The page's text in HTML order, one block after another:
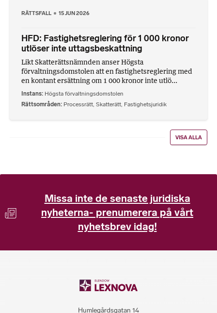
RÄTTSFALL 15 JUN 2026
HFD: Fastighetsreglering för 1 000 kronor
utlöser inte uttagsbeskattning
Likt Skatterättsnämnden anser Högsta
förvaltningsdomstolen att en fastighetsreglering med
en kontant ersättning om 1 000 kronor inte utlö...
Instans Högsta förvaltningsdomstolen
Rättsområden Processrätt Skatterätt Fastighetsjuridik
VISA ALLA
Missa inte de senaste juridiska
nyheterna- prenumerera på vårt
nyhetsbrev idag!
Humlegårdsgatan 14